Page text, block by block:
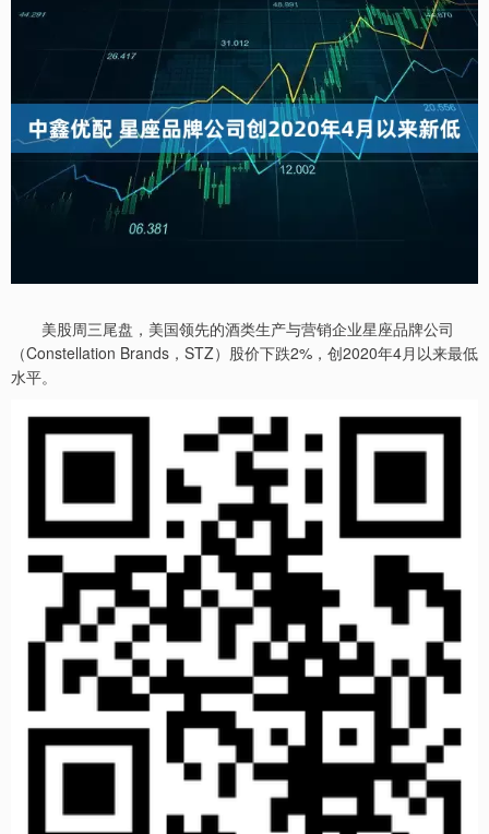
美股周三尾盘，美国领先的酒类生产与营销企业星座品牌公司
（Constellation Brands，STZ）股价下跌2%，创2020年4月以来最低
水平。